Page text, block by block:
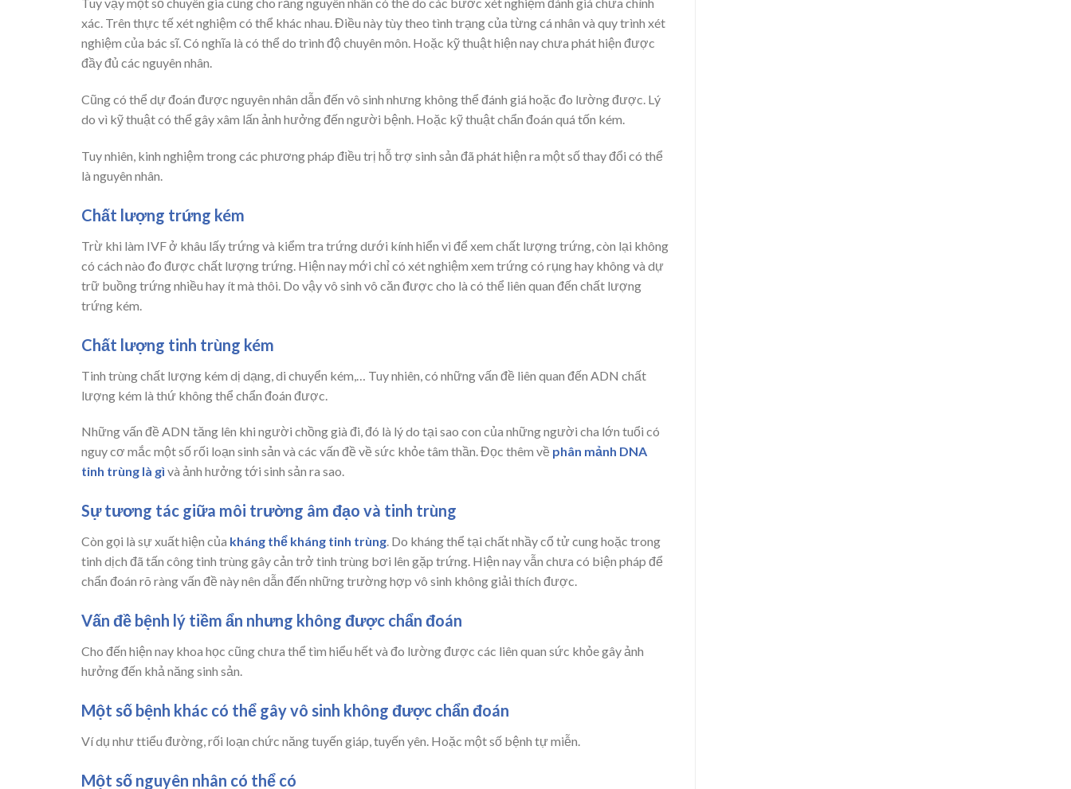
Tuy vậy một số chuyên gia cũng cho rằng nguyên nhân có thể do các bước xét nghiệm đánh giá chưa chính
xác. Trên thực tế xét nghiệm có thể khác nhau. Điều này tùy theo tình trạng của từng cá nhân và quy trình xét
nghiệm của bác sĩ. Có nghĩa là có thể do trình độ chuyên môn. Hoặc kỹ thuật hiện nay chưa phát hiện được
đầy đủ các nguyên nhân.
Cũng có thể dự đoán được nguyên nhân dẫn đến vô sinh nhưng không thể đánh giá hoặc đo lường được. Lý
do vì kỹ thuật có thể gây xâm lấn ảnh hưởng đến người bệnh. Hoặc kỹ thuật chẩn đoán quá tốn kém.
Tuy nhiên, kinh nghiệm trong các phương pháp điều trị hỗ trợ sinh sản đã phát hiện ra một số thay đổi có thể
là nguyên nhân.
Chất lượng trứng kém
Trừ khi làm IVF ở khâu lấy trứng và kiểm tra trứng dưới kính hiển vi để xem chất lượng trứng, còn lại không
có cách nào đo được chất lượng trứng. Hiện nay mới chỉ có xét nghiệm xem trứng có rụng hay không và dự
trữ buồng trứng nhiều hay ít mà thôi. Do vậy vô sinh vô căn được cho là có thể liên quan đến chất lượng
trứng kém.
Chất lượng tinh trùng kém
Tinh trùng chất lượng kém dị dạng, di chuyển kém,… Tuy nhiên, có những vấn đề liên quan đến ADN chất
lượng kém là thứ không thể chẩn đoán được.
Những vấn đề ADN tăng lên khi người chồng già đi, đó là lý do tại sao con của những người cha lớn tuổi có
nguy cơ mắc một số rối loạn sinh sản và các vấn đề về sức khỏe tâm thần. Đọc thêm về phân mảnh DNA
tinh trùng là gì và ảnh hưởng tới sinh sản ra sao.
Sự tương tác giữa môi trường âm đạo và tinh trùng
Còn gọi là sự xuất hiện của kháng thể kháng tinh trùng. Do kháng thể tại chất nhầy cổ tử cung hoặc trong
tinh dịch đã tấn công tinh trùng gây cản trở tinh trùng bơi lên gặp trứng. Hiện nay vẫn chưa có biện pháp để
chẩn đoán rõ ràng vấn đề này nên dẫn đến những trường hợp vô sinh không giải thích được.
Vấn đề bệnh lý tiềm ẩn nhưng không được chẩn đoán
Cho đến hiện nay khoa học cũng chưa thể tìm hiểu hết và đo lường được các liên quan sức khỏe gây ảnh
hưởng đến khả năng sinh sản.
Một số bệnh khác có thể gây vô sinh không được chẩn đoán
Ví dụ như ttiểu đường, rối loạn chức năng tuyến giáp, tuyến yên. Hoặc một số bệnh tự miễn.
Một số nguyên nhân có thể có